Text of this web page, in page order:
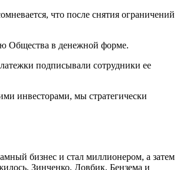
что после снятия ограничений
Общества в денежной форме.
подписывали сотрудники ее
инвесторами, мы стратегически
бизнес и стал миллионером, а затем
Зинченко, Довбик, Бензема и